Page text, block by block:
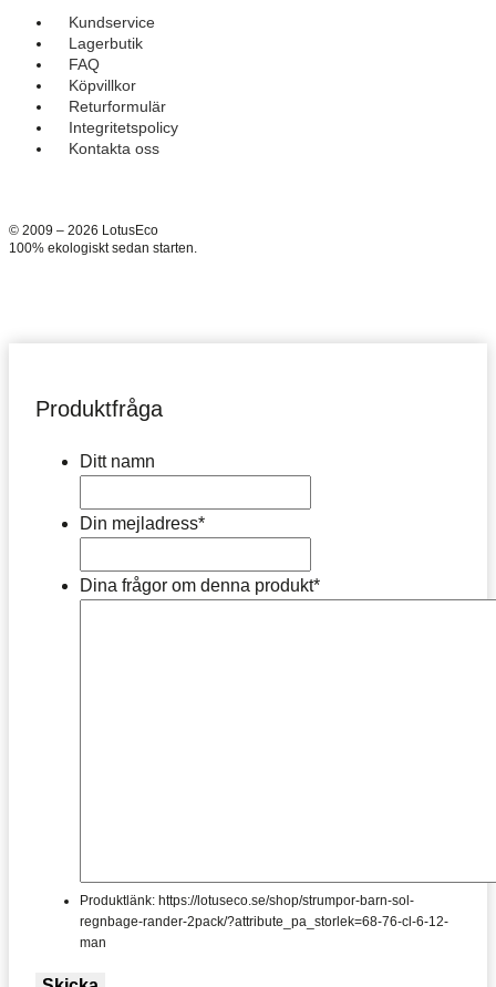
Kundservice
Lagerbutik
FAQ
Köpvillkor
Returformulär
Integritetspolicy
Kontakta oss
© 2009 – 2026 LotusEco
100% ekologiskt sedan starten.
Produktfråga
Ditt namn
Din mejladress*
Dina frågor om denna produkt*
Produktlänk: https://lotuseco.se/shop/strumpor-barn-sol-
regnbage-rander-2pack/?attribute_pa_storlek=68-76-cl-6-12-
man